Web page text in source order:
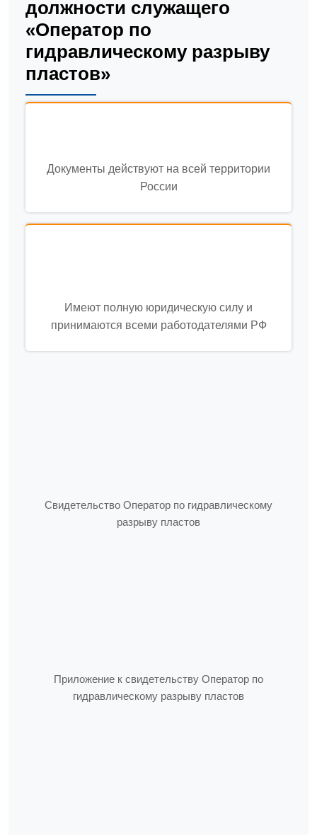
должности служащего
«Оператор по
гидравлическому разрыву
пластов»
Документы действуют на всей территории
России
Имеют полную юридическую силу и
принимаются всеми работодателями РФ
Свидетельство Оператор по гидравлическому
разрыву пластов
Приложение к свидетельству Оператор по
гидравлическому разрыву пластов